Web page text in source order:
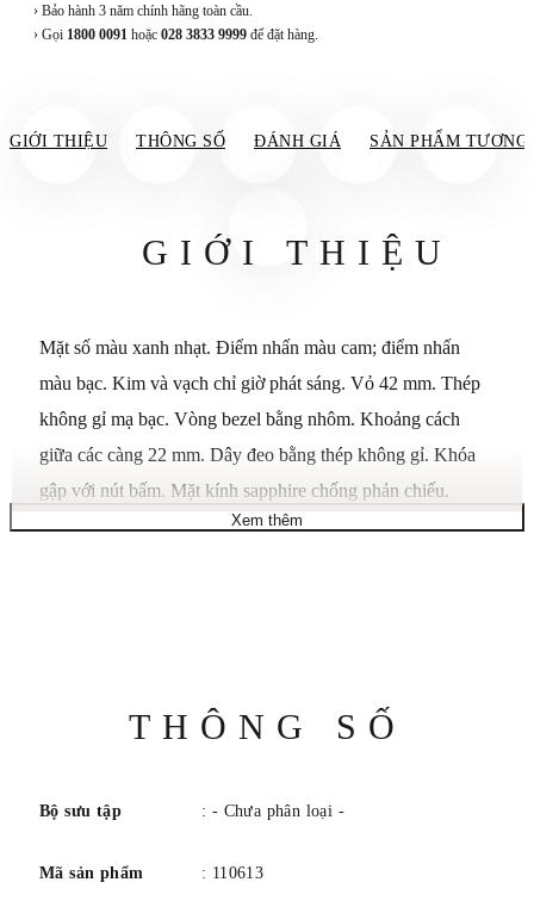
› Bảo hành 3 năm chính hãng toàn cầu.
› Gọi 1800 0091 hoặc 028 3833 9999 để đặt hàng.
GIỚI THIỆU THÔNG SỐ ĐÁNH GIÁ SẢN PHẨM TƯƠNG
GIỚI THIỆU
Mặt số màu xanh nhạt. Điểm nhấn màu cam; điểm nhấn
màu bạc. Kim và vạch chỉ giờ phát sáng. Vỏ 42 mm. Thép
không gỉ mạ bạc. Vòng bezel bằng nhôm. Khoảng cách
giữa các càng 22 mm. Dây đeo bằng thép không gỉ. Khóa
gập với nút bấm. Mặt kính sapphire chống phản chiếu.
Chống va đập và vỡ - lớp phủ chống phản chiếu giúp phản
Xem thêm
THÔNG SỐ
Bộ sưu tập : - Chưa phân loại -
Mã sản phẩm : 110613